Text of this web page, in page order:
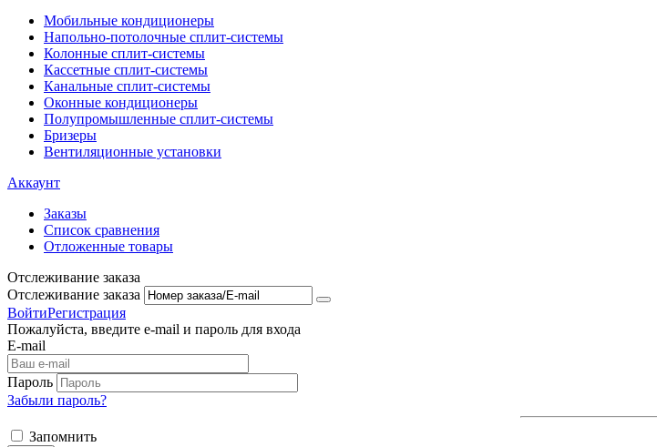
Мобильные кондиционеры
Напольно-потолоч​ные ​сплит-системы
Колонные ​​сплит-системы
Кассетные сплит-системы
Канальные сплит-системы
Оконные кондиционеры
Полупромышленные сплит-системы
Бризеры
Вентиляционные установки
Аккаунт
Заказы
Список сравнения
Отложенные товары
Отслеживание заказа
Отслеживание заказа
ВойтиРегистрация
Пожалуйста, введите e-mail и пароль для входа
E-mail
Пароль
Забыли пароль?
Запомнить